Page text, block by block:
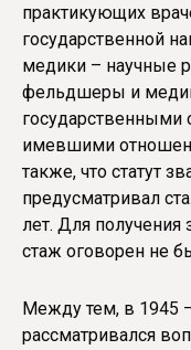
практикующих
государственной
медики – научные
фельдшеры и
имевшими
также, что статут
предусматривал
лет. Для
стаж оговорен не
Между тем, в 1945
рассматривался